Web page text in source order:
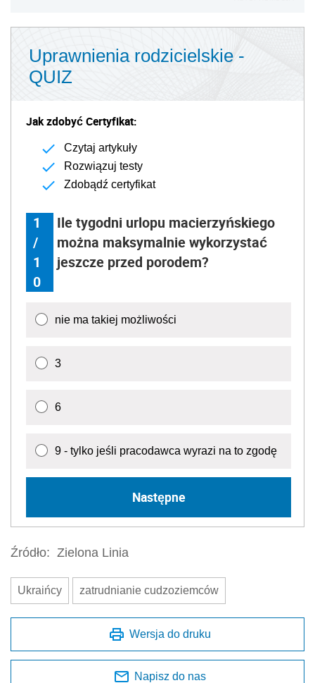
Uprawnienia rodzicielskie -
QUIZ
Jak zdobyć Certyfikat:
Czytaj artykuły
Rozwiązuj testy
Zdobądź certyfikat
1
/
1
0
Ile tygodni urlopu macierzyńskiego
można maksymalnie wykorzystać
jeszcze przed porodem?
nie ma takiej możliwości
3
6
9 - tylko jeśli pracodawca wyrazi na to zgodę
Następne
Źródło: Zielona Linia
Ukraińcy zatrudnianie cudzoziemców
Wersja do druku
Napisz do nas